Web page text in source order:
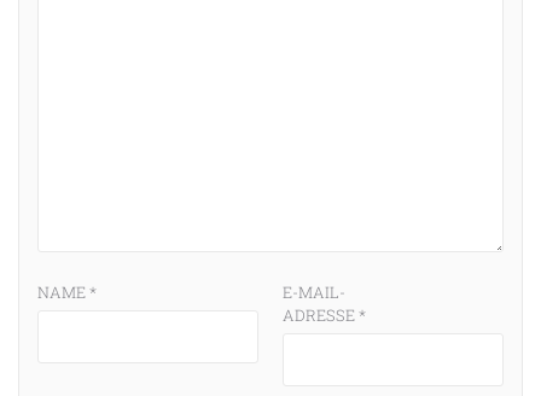
NAME*
E-MAIL-
ADRESSE*